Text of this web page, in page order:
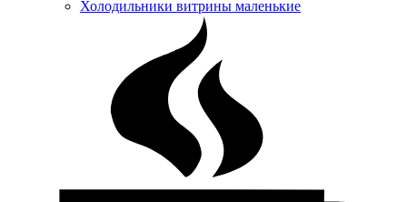
Холодильники витрины маленькие